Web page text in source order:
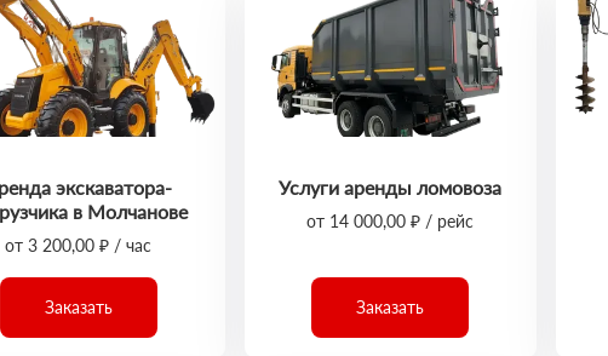
экскаватора-
в Молчанове
от 3 200,00 ₽ / час
Заказать
Услуги аренды ломовоза
от 14 000,00 ₽ / рейс
Заказать